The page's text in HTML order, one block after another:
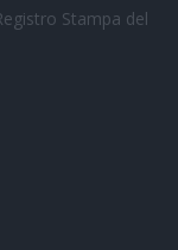
Stampa del